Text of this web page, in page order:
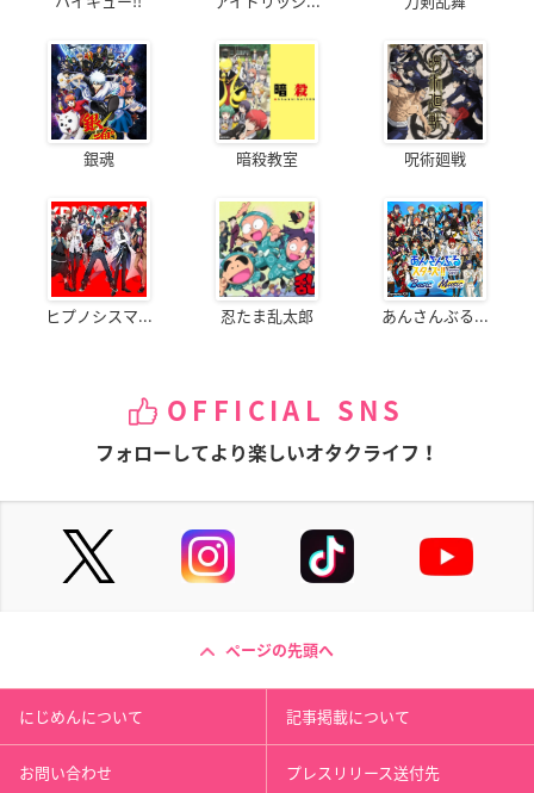
銀魂 暗殺教室 呪術廻戦
ヒプノシスマ... 忍たま乱太郎 あんさんぶる...
OFFICIAL SNS
フォローしてより楽しいオタクライフ！
ページの先頭へ
にじめんについて 記事掲載について
お問い合わせ プレスリリース送付先